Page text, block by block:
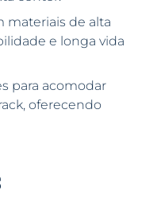
materiais de alta
e longa vida
para acomodar
oferecendo